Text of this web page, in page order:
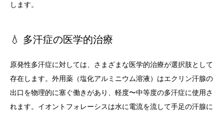
します。
💧 多汗症の医学的治療
原発性多汗症に対しては、さまざまな医学的治療が選択肢として
存在します。外用薬（塩化アルミニウム溶液）はエクリン汗腺の
出口を物理的に塞ぐ働きがあり、軽度〜中等度の多汗症に使用さ
れます。イオントフォレーシスは水に電流を流して手足の汗腺に